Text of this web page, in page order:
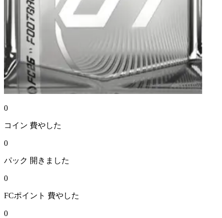
0
コイン 費やした
0
パック 開きました
0
FCポイント 費やした
0